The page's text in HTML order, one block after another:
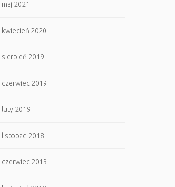
maj 2021
kwiecień 2020
sierpień 2019
czerwiec 2019
luty 2019
listopad 2018
czerwiec 2018